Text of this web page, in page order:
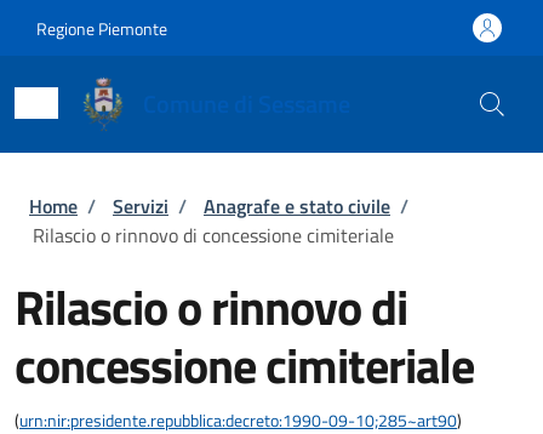
Regione Piemonte
Briciole di pane
Home / Servizi / Anagrafe e stato civile /
Rilascio o rinnovo di concessione cimiteriale
Rilascio o rinnovo di
concessione cimiteriale
(urn:nir:presidente.repubblica:decreto:1990-09-10;285~art90)